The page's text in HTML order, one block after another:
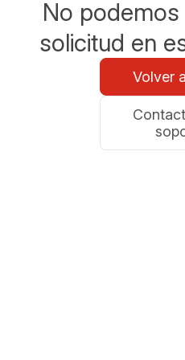
No
solicitud en
Volver